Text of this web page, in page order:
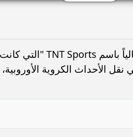
الأحداث الكروية الأوروبية،